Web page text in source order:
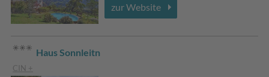
zur Website
Haus Sonnleitn
CIN +